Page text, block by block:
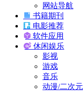
网站导航
书籍期刊
电影推荐
软件应用
休闲娱乐
影视
游戏
音乐
动漫/二次元